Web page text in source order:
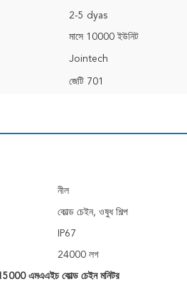
2-5 dyas
মাসে 10000 ইউনিট
Jointech
জেটি 701
নীল
কোল্ড চেইন, ওষুধ শিল্প
IP67
24000 লগ
এমএএইচ কোল্ড চেইন মনিটর